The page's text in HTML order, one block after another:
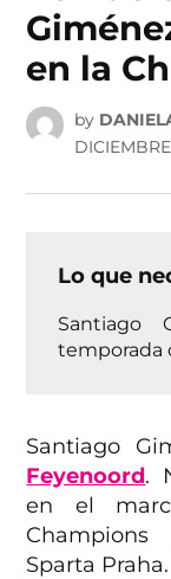
en la
by
Lo que
Santiago
temporada
Santiago
Feyenoord.
en el
Sparta Praha.